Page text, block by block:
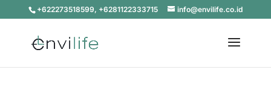
+622273518599, +6281122333715 info@envilife.co.id